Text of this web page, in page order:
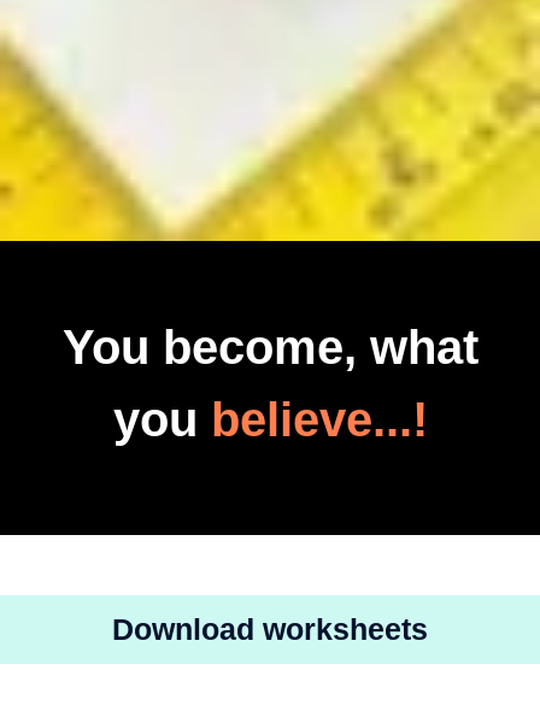
You become, what
you believe...!
Download worksheets